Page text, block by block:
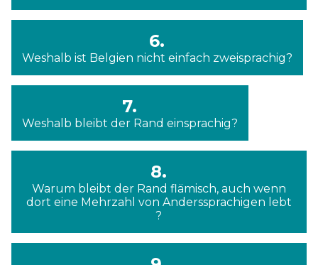
6.
Weshalb ist Belgien nicht einfach zweisprachig?
7.
Weshalb bleibt der Rand einsprachig?
8.
Warum bleibt der Rand flämisch, auch wenn
dort eine Mehrzahl von Anderssprachigen lebt
?